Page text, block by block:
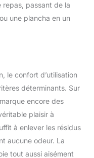
repas, passant de la
une plancha en un
le confort d’utilisation
déterminants. Sur
encore des
plaisir à
à enlever les résidus
aucune odeur. La
tout aussi aisément